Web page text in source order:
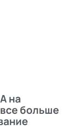
на
больше